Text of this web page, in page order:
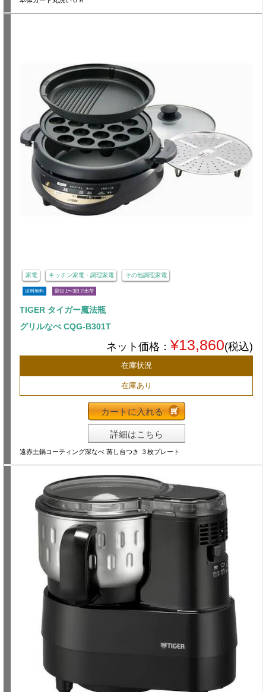
家電 キッチン家電・調理家電 その他調理家電
送料無料 最短 1〜3日で出荷
TIGER タイガー魔法瓶
グリルなべ CQG-B301T
ネット価格： ¥13,860(税込)
在庫状況
在庫あり
カートに入れる
詳細はこちら
遠赤土鍋コーティング深なべ 蒸し台つき ３枚プレート